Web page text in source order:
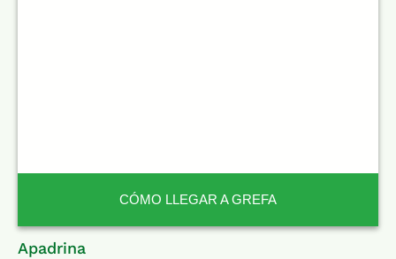
CÓMO LLEGAR A GREFA
Apadrina